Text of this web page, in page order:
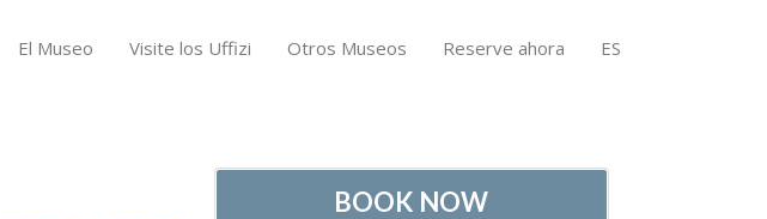
El Museo Visite los Uffizi Otros Museos Reserve ahora ES